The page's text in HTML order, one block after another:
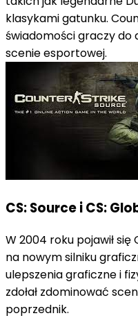
klasykami gatunku.
świadomości graczy do
scenie esportowej.
CS: Source i CS:
W 2004 roku pojawił
na nowym silniku
ulepszenia graficzne i
zdołał zdominować
poprzednik.